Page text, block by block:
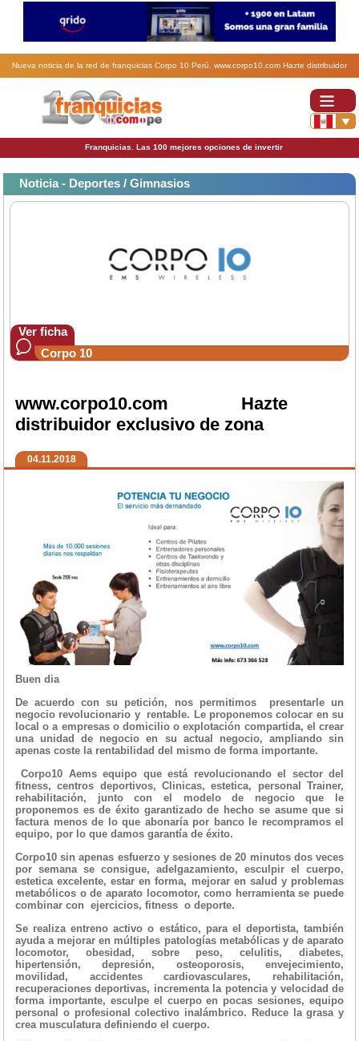
Nueva noticia de la red de franquicias Corpo 10 Perú. www.corpo10.com Hazte distribuidor
Franquicias. Las 100 mejores opciones de invertir
Noticia - Deportes / Gimnasios
Ver ficha
Corpo 10
www.corpo10.com Hazte
distribuidor exclusivo de zona
04.11.2018
Buen dia
De acuerdo con su petición, nos permitimos presentarle un
negocio revolucionario y rentable. Le proponemos colocar en su
local o a empresas o domicilio o explotación compartida, el crear
una unidad de negocio en su actual negocio, ampliando sin
apenas coste la rentabilidad del mismo de forma importante.
Corpo10 Aems equipo que está revolucionando el sector del
fitness, centros deportivos, Clinicas, estetica, personal Trainer,
rehabilitación, junto con el modelo de negocio que le
proponemos es de éxito garantizado de hecho se asume que si
factura menos de lo que abonaría por banco le recompramos el
equipo, por lo que damos garantía de éxito.
Corpo10 sin apenas esfuerzo y sesiones de 20 minutos dos veces
por semana se consigue, adelgazamiento, esculpir el cuerpo,
estetica excelente, estar en forma, mejorar en salud y problemas
metabólicos o de aparato locomotor, como herramienta se puede
combinar con ejercicios, fitness o deporte.
Se realiza entreno activo o estático, para el deportista, también
ayuda a mejorar en múltiples patologías metabólicas y de aparato
locomotor, obesidad, sobre peso, celulitis, diabetes,
hipertensión, depresión, osteoporosis, envejecimiento,
movilidad, accidentes cardiovasculares, rehabilitación,
recuperaciones deportivas, incrementa la potencia y velocidad de
forma importante, esculpe el cuerpo en pocas sesiones, equipo
personal o profesional colectivo inalámbrico. Reduce la grasa y
crea musculatura definiendo el cuerpo.